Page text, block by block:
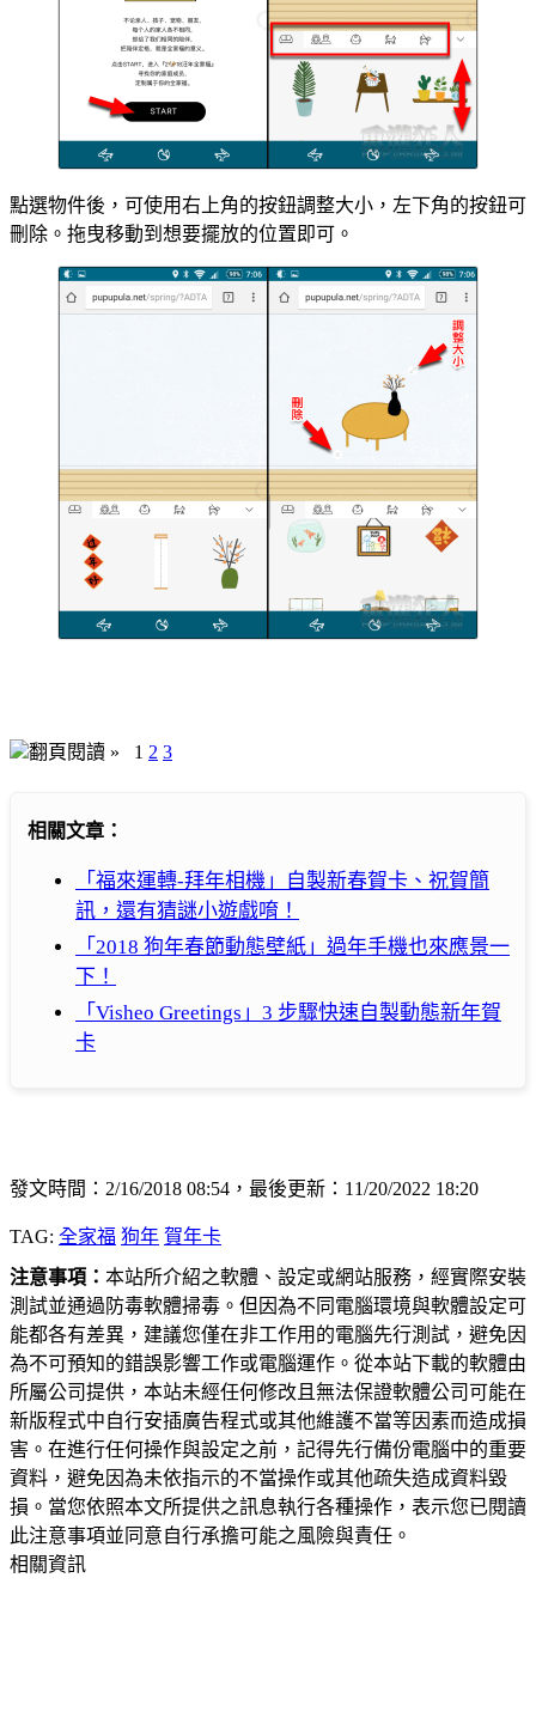
點選物件後，可使用右上角的按鈕調整大小，左下角的按鈕可
刪除。拖曳移動到想要擺放的位置即可。
翻頁閱讀 » 1 2 3
相關文章：
「福來運轉-拜年相機」自製新春賀卡、祝賀簡
訊，還有猜謎小遊戲唷！
「2018 狗年春節動態壁紙」過年手機也來應景一
下！
「Visheo Greetings」3 步驟快速自製動態新年賀
卡
發文時間：2/16/2018 08:54，最後更新：11/20/2022 18:20
TAG: 全家福 狗年 賀年卡
注意事項： 本站所介紹之軟體、設定或網站服務，經實際安裝
測試並通過防毒軟體掃毒。但因為不同電腦環境與軟體設定可
能都各有差異，建議您僅在非工作用的電腦先行測試，避免因
為不可預知的錯誤影響工作或電腦運作。從本站下載的軟體由
所屬公司提供，本站未經任何修改且無法保證軟體公司可能在
新版程式中自行安插廣告程式或其他維護不當等因素而造成損
害。在進行任何操作與設定之前，記得先行備份電腦中的重要
資料，避免因為未依指示的不當操作或其他疏失造成資料毀
損。當您依照本文所提供之訊息執行各種操作，表示您已閱讀
此注意事項並同意自行承擔可能之風險與責任。
相關資訊